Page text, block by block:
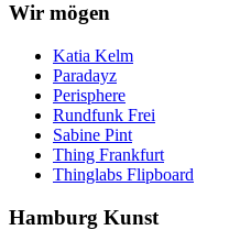
Wir mögen
Katia Kelm
Paradayz
Perisphere
Rundfunk Frei
Sabine Pint
Thing Frankfurt
Thinglabs Flipboard
Hamburg Kunst